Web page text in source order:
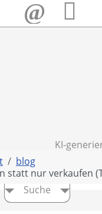
Startseite
blog
statt nur verkaufen
Suche